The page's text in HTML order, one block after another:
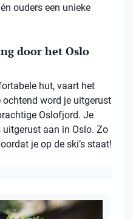
ouders een unieke
door het Oslo
hut, vaart het
ochtend word je uitgerust
Oslofjord. Je
uitgerust aan in Oslo. Zo
je op de ski’s staat!